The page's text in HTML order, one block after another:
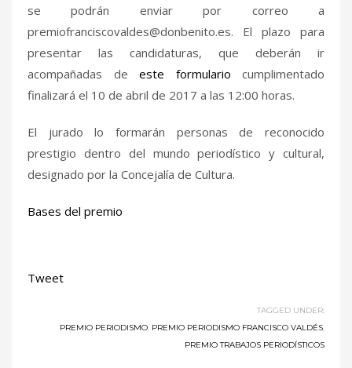
se podrán enviar por correo a
premiofranciscovaldes@donbenito.es. El plazo para
presentar las candidaturas, que deberán ir
acompañadas de este formulario cumplimentado
finalizará el 10 de abril de 2017 a las 12:00 horas.
El jurado lo formarán personas de reconocido
prestigio dentro del mundo periodístico y cultural,
designado por la Concejalía de Cultura.
Bases del premio
Tweet
TAGGED UNDER:
PREMIO PERIODISMO, PREMIO PERIODISMO FRANCISCO VALDÉS,
PREMIO TRABAJOS PERIODÍSTICOS